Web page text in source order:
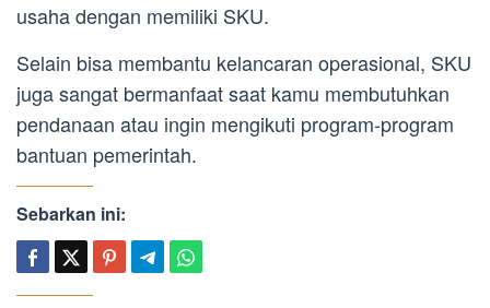
usaha dengan memiliki SKU.
Selain bisa membantu kelancaran operasional, SKU
juga sangat bermanfaat saat kamu membutuhkan
pendanaan atau ingin mengikuti program-program
bantuan pemerintah.
Sebarkan ini: